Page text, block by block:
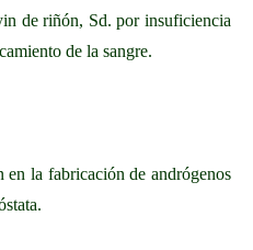
de riñón, Sd. por insuficiencia
de la sangre.
en la fabricación de andrógenos